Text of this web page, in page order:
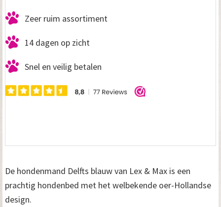
Zeer ruim assortiment
14 dagen op zicht
Snel en veilig betalen
De hondenmand Delfts blauw van Lex & Max is een
prachtig hondenbed met het welbekende oer-Hollandse
design.